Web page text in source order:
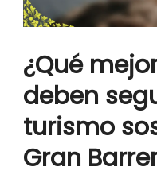
¿Qué
deben
turismo
Gran